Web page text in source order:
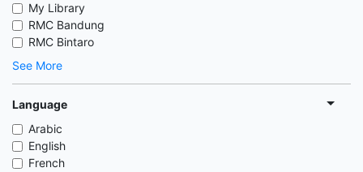
My Library
RMC Bandung
RMC Bintaro
See More
Language
Arabic
English
French